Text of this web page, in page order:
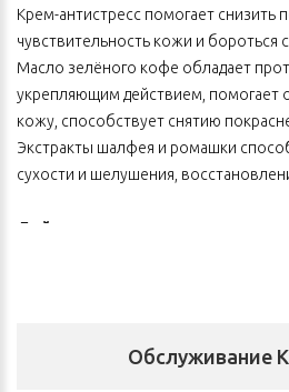
Крем-антистресс помогает снизить
чувствительность кожи и бороться
Масло зелёного кофе обладает
укрепляющим действием, помогает
кожу, способствует снятию
Экстракты шалфея и ромашки
сухости и шелушения,
Действие:
освежает и тонизирует;
Обслуживание